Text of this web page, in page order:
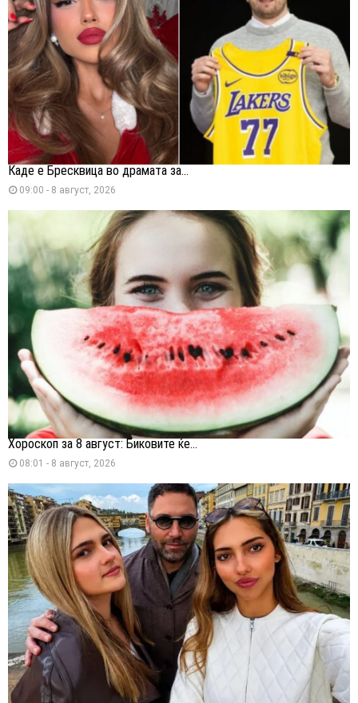
Каде е Бресквица во драмата за...
09:00 - 8 август, 2026
Хороскоп за 8 август: Биковите ќе...
08:01 - 8 август, 2026